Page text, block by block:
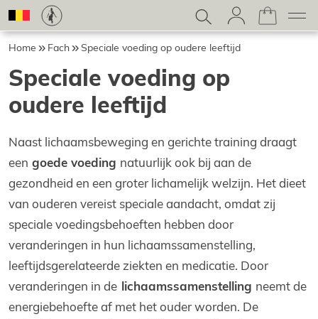
Home Fach Speciale voeding op oudere leeftijd
Speciale voeding op
oudere leeftijd
Naast lichaamsbeweging en gerichte training draagt
een goede voeding natuurlijk ook bij aan de
gezondheid en een groter lichamelijk welzijn. Het dieet
van ouderen vereist speciale aandacht, omdat zij
speciale voedingsbehoeften hebben door
veranderingen in hun lichaamssamenstelling,
leeftijdsgerelateerde ziekten en medicatie. Door
veranderingen in de lichaamssamenstelling neemt de
energiebehoefte af met het ouder worden. De